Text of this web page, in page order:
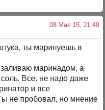
08 Мая 15, 21:49
ты маринуешь в
маринадом, а
Все. не надо даже
и все
не пробовал, но мнение